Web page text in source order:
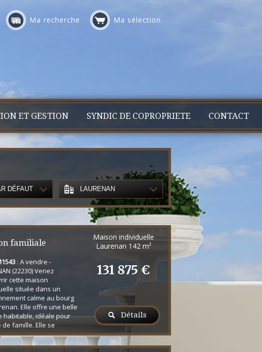
Ma recherche Ma sélection
ET GESTION SYNDIC DE COPROPRIETE CONTACT
DÉFAUT LAURENAN
familiale
: A vendre -
(22230) Venez
cette maison
située dans un
calme au bourg
Elle offre une belle
habitable, idéale pour
de famille. Elle se
comme suit : Au rez-de-
une cuisine, une pièce
Maison individuelle
Laurenan 142 m²
131 875 €
Détails